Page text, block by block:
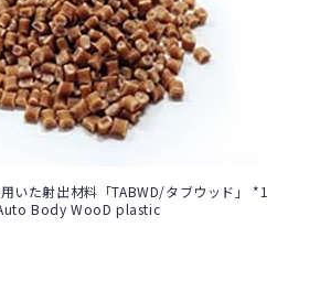
いた射出材料「TABWD/タブウッド」 *1
Body WooD plastic